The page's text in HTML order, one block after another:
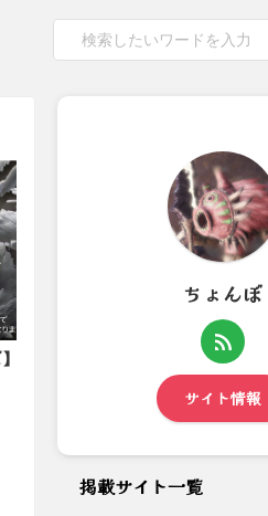
【モンハンワイルズ】今作のヘ
ビィほんまにへボォやな… ...
ちょんぼ
サイト情報
掲載サイト一覧